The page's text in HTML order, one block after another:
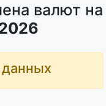
валют на
данных